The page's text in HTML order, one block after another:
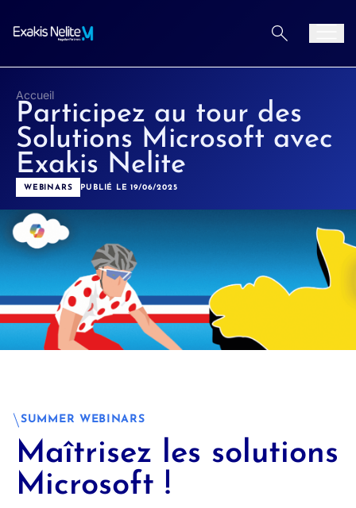
Accueil
Participez au tour des
Solutions Microsoft avec
Exakis Nelite
WEBINARS PUBLIÉ LE 19/06/2025
SUMMER WEBINARS
Maîtrisez les solutions
Microsoft !